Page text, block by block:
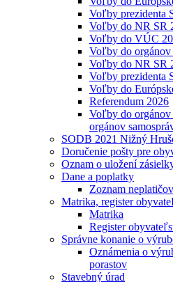
Voľby prezidenta
Voľby do NR SR
Voľby do VÚC
Voľby do orgánov
Voľby do NR SR
Voľby prezidenta
Voľby do
Referendum 2026
Voľby do
orgánov
SODB 2021 Nižný
Doručenie pošty pre
Oznam o uložení
Dane a poplatky
Zoznam neplatičov
Matrika, register
Matrika
Register
Správne konanie o
Oznámenia o
porastov
Stavebný úrad